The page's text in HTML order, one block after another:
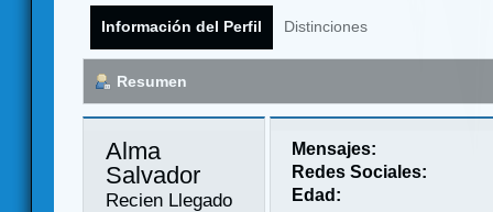
Información del Perfil Distinciones
Resumen
Alma
Salvador
Recien Llegado
Mensajes:
Redes Sociales:
Edad: